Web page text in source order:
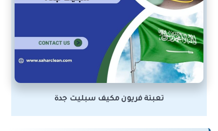
تعبئة فريون مكيف سبليت جدة